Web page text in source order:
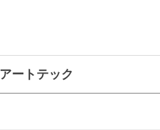
ートテック